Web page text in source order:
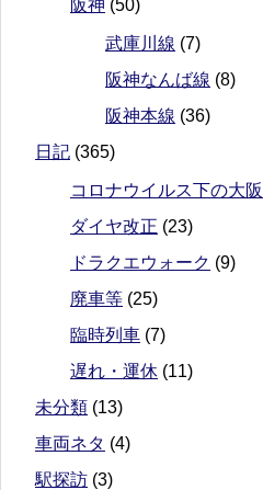
阪神 (50)
武庫川線 (7)
阪神なんば線 (8)
阪神本線 (36)
日記 (365)
コロナウイルス下の大阪
ダイヤ改正 (23)
ドラクエウォーク (9)
廃車等 (25)
臨時列車 (7)
遅れ・運休 (11)
未分類 (13)
車両ネタ (4)
駅探訪 (3)